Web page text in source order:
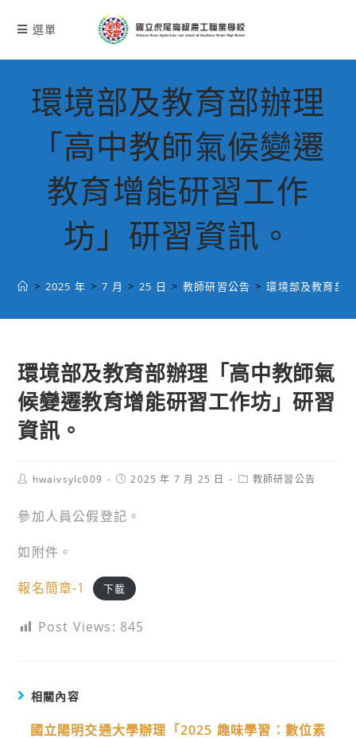
選單
環境部及教育部辦理
「高中教師氣候變遷
教育增能研習工作
坊」研習資訊。
> 2025 年 > 7 月 > 25 日 > 教師研習公告 > 環境部及教育部
環境部及教育部辦理「高中教師氣
候變遷教育增能研習工作坊」研習
資訊。
Posthwaivsylc009
Post2025 年 7 月 25 日
Post教師研習公告
參加人員公假登記。
如附件。
報名簡章-1 下載
Post Views: 845
相關內容
國立陽明交通大學辦理「2025 趣味學習：數位素